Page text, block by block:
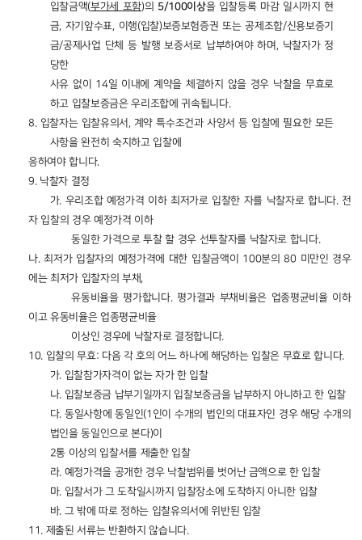
입찰금액(부가세 포함)의 5/100이상을 입찰등록 마감 일시까지 현
금, 자기앞수표, 이행(입찰)보증보험증권 또는 공제조합/신용보증기
금/공제사업 단체 등 발행 보증서로 납부하여야 하며 , 낙찰자가 정
당한
사유 없이 14일 이내에 계약을 체결하지 않을 경우 낙찰을 무효로
하고 입찰보증금은 우리조합에 귀속됩니다.
8. 입찰자는 입찰유의서 , 계약 특수조건과 사양서 등 입찰에 필요한 모든
사항을 완전히 숙지하고 입찰에
응하여야 합니다.
9. 낙찰자 결정
가. 우리조합 예정가격 이하 최저가로 입찰한 자를 낙찰자로 합니다. 전
자 입찰의 경우 예정가격 이하
동일한 가격으로 투찰 할 경우 선투찰자를 낙찰자로 합니다.
나.최저가 입찰자의 예정가격에 대한 입찰금액이 100분의 80 미만인 경우
에는 최저가 입찰자의 부채,
유동비율을 평가합니다.평가결과 부채비율은 업종평균비율 이하
이고 유동비율은 업종평균비율
이상인 경우에 낙찰자로 결정합니다.
10. 입찰의 무효: 다음 각 호의 어느 하나에 해당하는 입찰은 무효로 합니다.
가. 입찰참가자격이 없는 자가 한 입찰
나. 입찰보증금 납부기일까지 입찰보증금을 납부하지 아니하고 한 입찰
다.동일사항에 동일인(1 인이 수개의 법인의 대표자인 경우 해당 수개의
법인을 동일인으로 본다)이
2통 이상의 입찰서를 제출한 입찰
라. 예정가격을 공개한 경우 낙찰범위를 벗어난 금액으로 한 입찰
마. 입찰서가 그 도착일시까지 입찰장소에 도착하지 아니한 입찰
바. 그 밖에 따로 정하는 입찰유의서에 위반된 입찰
11. 제출된 서류는 반환하지 않습니다.